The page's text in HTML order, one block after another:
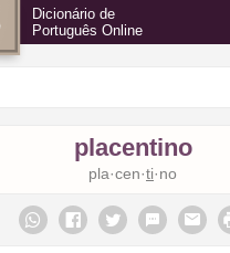
Dicionário de
Português Online
placentino
pla·cen·ti·no